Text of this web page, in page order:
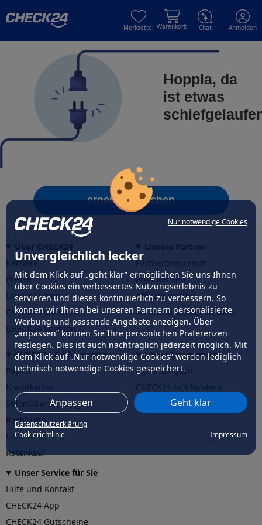
Nur notwendige Cookies
Unvergleichlich lecker
Mit dem Klick auf „geht klar” ermöglichen Sie uns Ihnen
über Cookies ein verbessertes Nutzungserlebnis zu
servieren und dieses kontinuierlich zu verbessern. So
können wir Ihnen bei unseren Partnern personalisierte
Werbung und passende Angebote anzeigen. Über
„anpassen” können Sie Ihre persönlichen Präferenzen
festlegen. Dies ist auch nachträglich jederzeit möglich. Mit
dem Klick auf „Nur notwendige Cookies” werden lediglich
technisch notwendige Cookies gespeichert.
Anpassen Geht klar
Datenschutzerklärung
Cookierichtlinie
Impressum
Merkzettel Warenkorb Chat Anmelden
Hoppla, da
ist etwas
erneut versuchen
Karriere
Presse
Unternehmen
CHECK24 Österreich
CHECK24 Spanien
Partnerprogramm
Profi werden
Affiliate werden
Werkstattpartner werden
CHECK24 Zahlungsarten
PayPal
Sofortüberweisung
Rechnung
Lastschrift
Ratenkauf
Unser Engagement
Nachhaltigkeit
CHECK24hilftder Natur
Unser Service für Sie
Hilfe und Kontakt
CHECK24 App
CHECK24 Gutscheine